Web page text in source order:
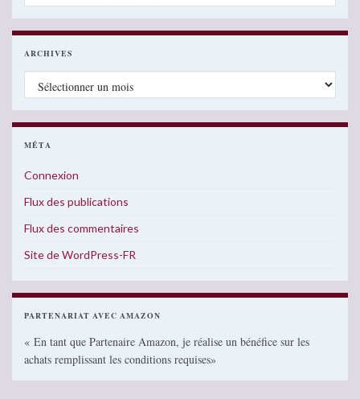
ARCHIVES
Archives
MÉTA
Connexion
Flux des publications
Flux des commentaires
Site de WordPress-FR
PARTENARIAT AVEC AMAZON
« En tant que Partenaire Amazon, je réalise un bénéfice sur les
achats remplissant les conditions requises»